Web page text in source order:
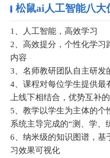
松鼠ai人工智能八大
1、人工智能，高效学习
2、高效提分，个性化学习
内容
3、名师教研团队自主研发
4、课程对每位学生提供最
上线下相结合，优势互补
5、教学以学生为主体的
系统主导完成的“测、学、
6、纳米级的知识图谱，基
习效果可视化